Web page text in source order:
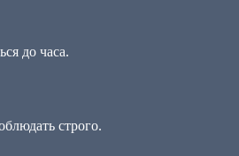
до часа.
строго.